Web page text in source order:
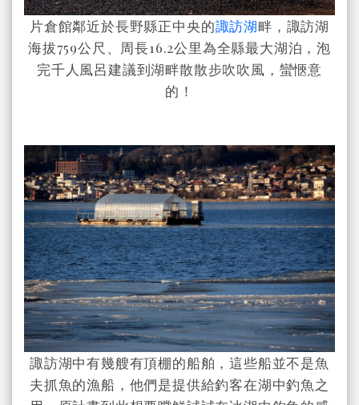
片倉館鄰近於長野縣正中央的諏訪湖畔，諏訪湖
海拔759公尺、周長16.2公里為全縣最大湖泊，泡
完千人風呂建議到湖畔散散步吹吹風，蠻愜意
的！
諏訪湖中有幾艘有頂棚的船舶，這些船並不是魚
夫抓魚的漁船，他們是提供給釣客在湖中釣魚之